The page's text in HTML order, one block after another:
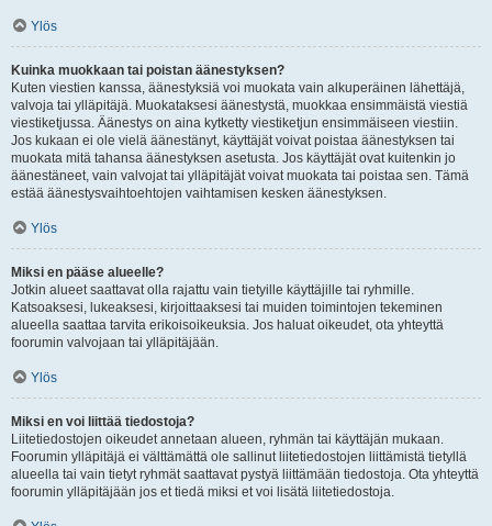
Ylös
Kuinka muokkaan tai poistan äänestyksen?
Kuten viestien kanssa, äänestyksiä voi muokata vain alkuperäinen lähettäjä,
valvoja tai ylläpitäjä. Muokataksesi äänestystä, muokkaa ensimmäistä viestiä
viestiketjussa. Äänestys on aina kytketty viestiketjun ensimmäiseen viestiin.
Jos kukaan ei ole vielä äänestänyt, käyttäjät voivat poistaa äänestyksen tai
muokata mitä tahansa äänestyksen asetusta. Jos käyttäjät ovat kuitenkin jo
äänestäneet, vain valvojat tai ylläpitäjät voivat muokata tai poistaa sen. Tämä
estää äänestysvaihtoehtojen vaihtamisen kesken äänestyksen.
Ylös
Miksi en pääse alueelle?
Jotkin alueet saattavat olla rajattu vain tietyille käyttäjille tai ryhmille.
Katsoaksesi, lukeaksesi, kirjoittaaksesi tai muiden toimintojen tekeminen
alueella saattaa tarvita erikoisoikeuksia. Jos haluat oikeudet, ota yhteyttä
foorumin valvojaan tai ylläpitäjään.
Ylös
Miksi en voi liittää tiedostoja?
Liitetiedostojen oikeudet annetaan alueen, ryhmän tai käyttäjän mukaan.
Foorumin ylläpitäjä ei välttämättä ole sallinut liitetiedostojen liittämistä tietyllä
alueella tai vain tietyt ryhmät saattavat pystyä liittämään tiedostoja. Ota yhteyttä
foorumin ylläpitäjään jos et tiedä miksi et voi lisätä liitetiedostoja.